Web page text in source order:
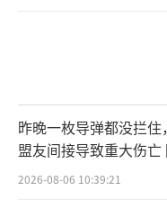
昨晚一枚导弹都没拦
盟友间接导致重大伤
2026-08-06 10:39:21